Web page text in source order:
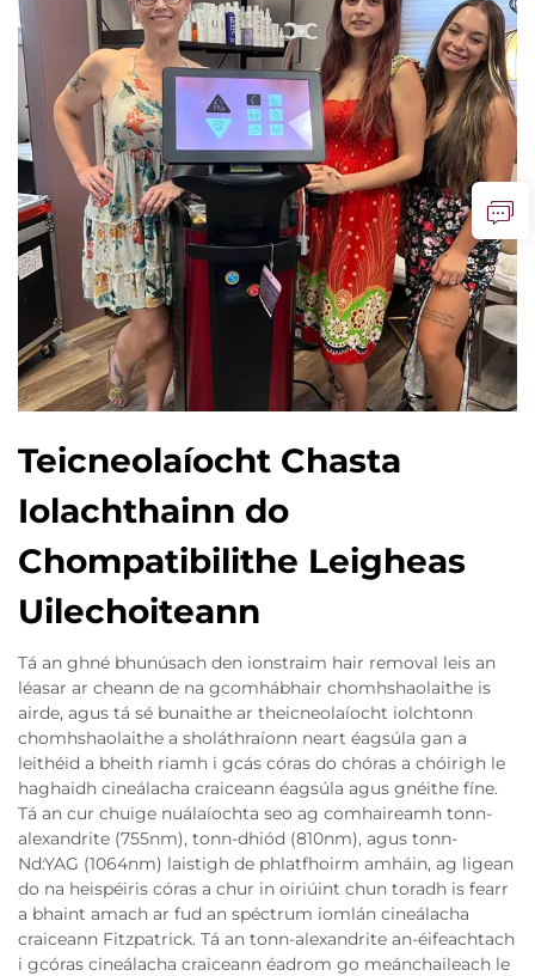
Teicneolaíocht Chasta
Iolachthainn do
Chompatibilithe Leigheas
Uilechoiteann
Tá an ghné bhunúsach den ionstraim hair removal leis an
léasar ar cheann de na gcomhábhair chomhshaolaithe is
airde, agus tá sé bunaithe ar theicneolaíocht iolchtonn
chomhshaolaithe a sholáthraíonn neart éagsúla gan a
leithéid a bheith riamh i gcás córas do chóras a chóirigh le
haghaidh cineálacha craiceann éagsúla agus gnéithe fíne.
Tá an cur chuige nuálaíochta seo ag comhaireamh tonn-
alexandrite (755nm), tonn-dhiód (810nm), agus tonn-
Nd:YAG (1064nm) laistigh de phlatfhoirm amháin, ag ligean
do na heispéiris córas a chur in oiriúint chun toradh is fearr
a bhaint amach ar fud an spéctrum iomlán cineálacha
craiceann Fitzpatrick. Tá an tonn-alexandrite an-éifeachtach
i gcóras cineálacha craiceann éadrom go meánchaileach le